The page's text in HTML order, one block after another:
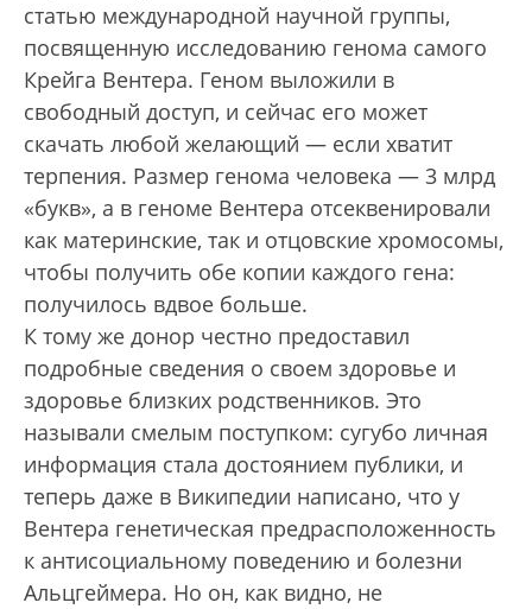
статью международной научной группы,
посвященную исследованию генома самого
Крейга Вентера. Геном выложили в
свободный доступ, и сейчас его может
скачать любой желающий — если хватит
терпения. Размер генома человека — 3 млрд
«букв», а в геноме Вентера отсеквенировали
как материнские, так и отцовские хромосомы,
чтобы получить обе копии каждого гена:
получилось вдвое больше.
К тому же донор честно предоставил
подробные сведения о своем здоровье и
здоровье близких родственников. Это
называли смелым поступком: сугубо личная
информация стала достоянием публики, и
теперь даже в Википедии написано, что у
Вентера генетическая предрасположенность
к антисоциальному поведению и болезни
Альцгеймера. Но он, как видно, не